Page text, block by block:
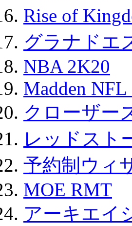
Rise of
グラナドエ
NBA 2K20
Madden NFL
クローザー
レッドスト
予約制ウィ
MOE RMT
アーキエイ